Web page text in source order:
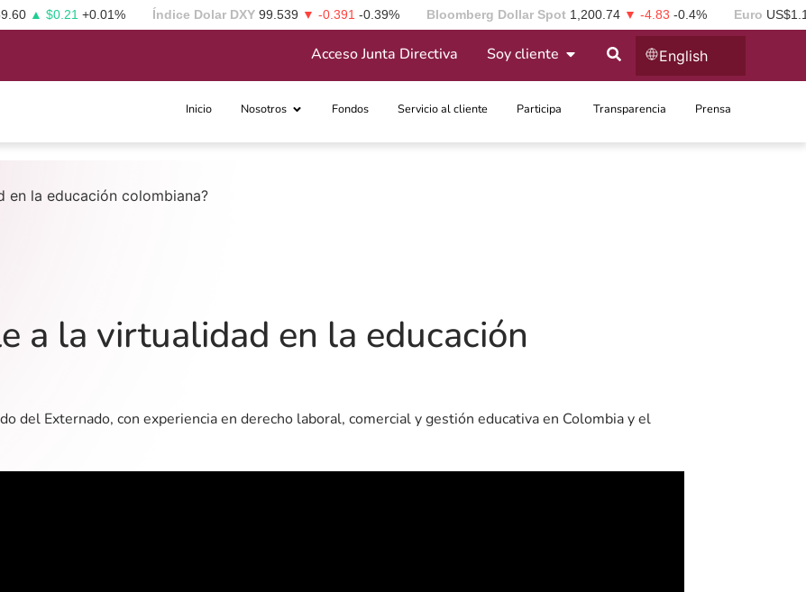
▲ $0.21 +0.01% Índice Dolar DXY 99.539 ▼ -0.391 -0.39% Bloomberg Dollar Spot 1,200.74 ▼ -4.83 -0.4% Euro
Acceso Junta Directiva Soy cliente English
Inicio Nosotros Fondos Servicio al cliente Participa ​ Transparencia Prensa
en la educación colombiana?
a la virtualidad en la educación
del Externado, con experiencia en derecho laboral, comercial y gestión educativa en Colombia y el